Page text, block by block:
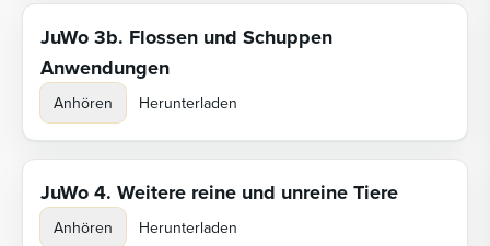
JuWo 3b. Flossen und Schuppen
Anwendungen
Anhören Herunterladen
JuWo 4. Weitere reine und unreine Tiere
Anhören Herunterladen